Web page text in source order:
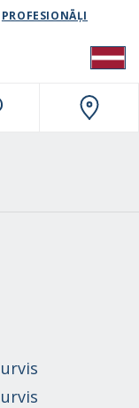
PROFESIONĀĻI